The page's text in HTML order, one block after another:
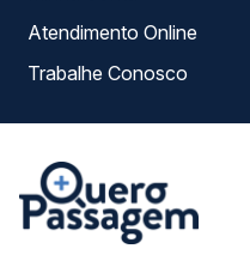
Atendimento Online
Trabalhe Conosco